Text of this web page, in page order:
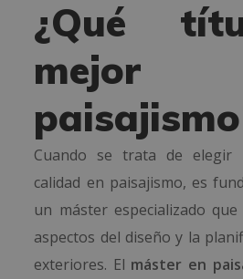
¿Qué
mejor
Cuando se trata de elegir
calidad en paisajismo, es
un máster especializado
aspectos del diseño y la
exteriores. El máster en